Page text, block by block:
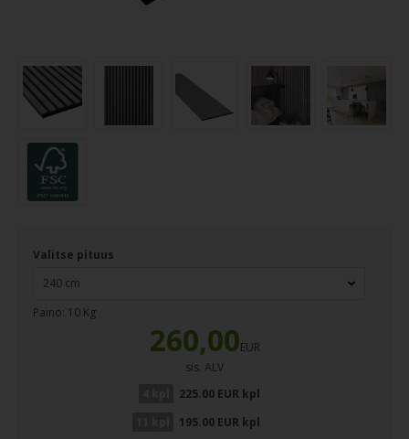
Valitse pituus
Paino: 10 Kg
260,00EUR
sis. ALV
225.00 EUR kpl
195.00 EUR kpl